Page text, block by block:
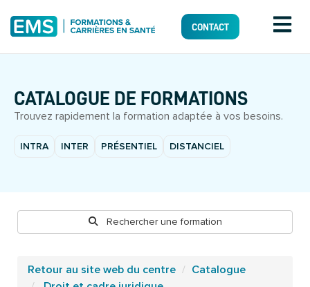
CONTACT
CATALOGUE DE FORMATIONS
Trouvez rapidement la formation adaptée à vos besoins.
INTRA INTER PRÉSENTIEL DISTANCIEL
Rechercher une formation
Retour au site web du centre
Catalogue